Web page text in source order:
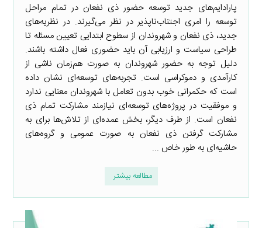
پارادایم‌های جدید توسعه حضور ذی نفعان در تمام مراحل
توسعه را امری اجتناب‌ناپذیر در نظر می‌گیرند. در نظریه‌های
جدید، ذی نفعان و شهروندان از سطوح ابتدایی تعیین مسئله تا
طراحی سیاست و ارزیابی آن باید حضوری فعال داشته باشند.
دلیل توجه به حضور شهروندان به صورت هم‌زمان ناشی از
کارآمدی و دموکراسی است. تجربه‌های توسعه‌ای نشان داده
است که حکمرانی خوب بدون تعامل با شهروندان معنایی ندارد
و موفقیت در پروژه‌های توسعه‌ای نیازمند مشارکت تمام ذی
نفعان است. از طرف دیگر، بخش عمده‌ای از تلاش‌ها برای به
مشارکت گرفتن ذی نفعان به صورت عمومی و گروه‌های
حاشیه‌ای به طور خاص ...
مطالعه بیشتر